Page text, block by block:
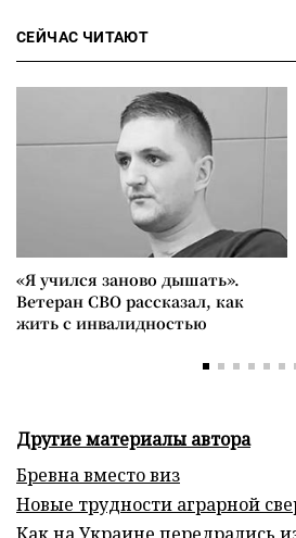
СЕЙЧАС ЧИТАЮТ
«Я учился заново дышать».
Ветеран СВО рассказал, как
жить с инвалидностью
Другие материалы автора
Бревна вместо виз
Новые трудности аграрной